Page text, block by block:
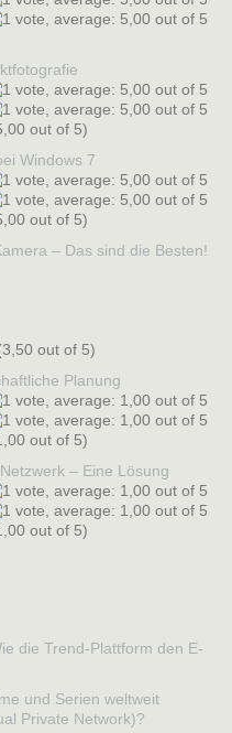
out of 5)
Windows 7
out of 5)
– Das sind die Besten!
out of 5)
Planung
out of 5)
– Eine Lösung
out of 5)
die Trend-Plattform den E-
und Serien weltweit
Private Network)?